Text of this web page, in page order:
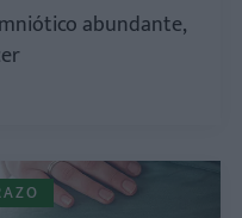
abundante,